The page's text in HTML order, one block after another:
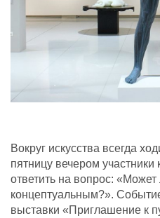
Вокруг искусства всегда
пятницу вечером участники
ответить на вопрос: «Может
концептуальным?».
выставки «Приглашение к